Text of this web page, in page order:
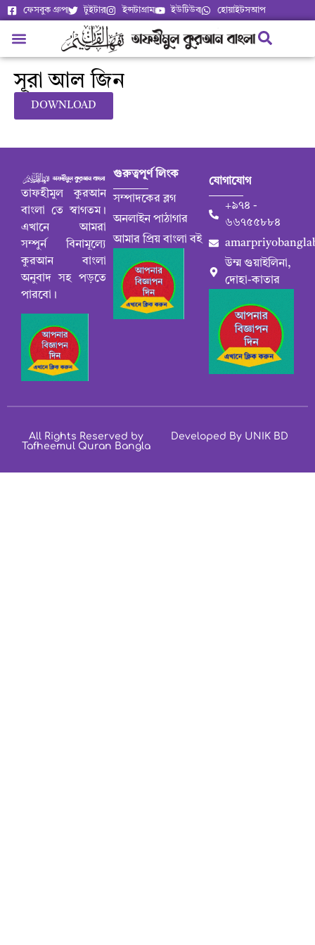
ফেসবুক গ্রুপ টুইটার ইন্সটাগ্রাম ইউটিউব হোয়াইটসআপ
সূরা আল জিন
DOWNLOAD
তাফহীমুল কুরআন
বাংলা তে স্বাগতম।
এখানে আমরা
সম্পুর্ন বিনামূল্যে
কুরআন বাংলা
অনুবাদ সহ পড়তে
পারবো।
গুরুত্বপূর্ণ লিংক
সম্পাদকের ব্লগ
অনলাইন পাঠাগার
আমার প্রিয় বাংলা বই
যোগাযোগ
+৯৭৪ -
৬৬৭৫৫৮৮৪
উম্ম গুয়াইলিনা,
দোহা-কাতার
All Rights Reserved by
Tafheemul Quran Bangla
Developed By UNIK BD